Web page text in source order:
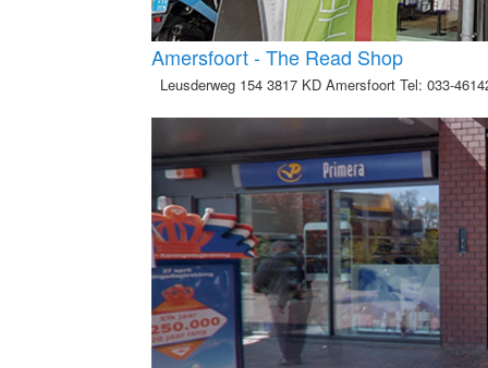
Amersfoort - The Read Shop
Leusderweg 154 3817 KD Amersfoort Tel: 033-